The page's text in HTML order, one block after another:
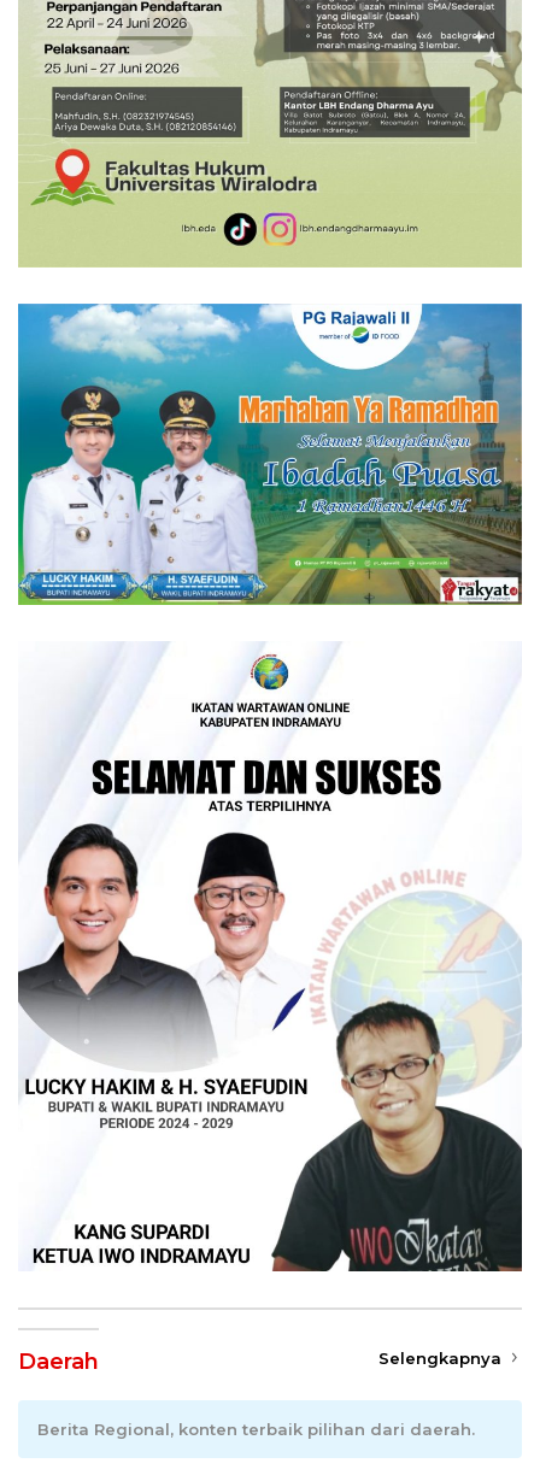
Daerah Selengkapnya
Berita Regional, konten terbaik pilihan dari daerah.